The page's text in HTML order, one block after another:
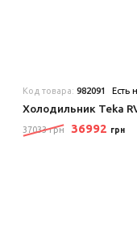
Код товара:982091 Есть
Холодильник Teka
37033 грн 36992 грн